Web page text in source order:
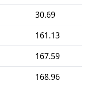
30.69
161.13
167.59
168.96